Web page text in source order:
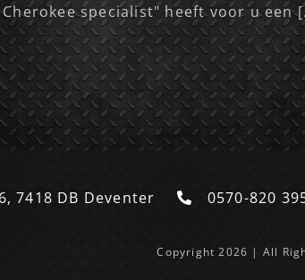
Cherokee specialist" heeft voor u een
7418 DB Deventer 0570-820
Copyright 2026 | All